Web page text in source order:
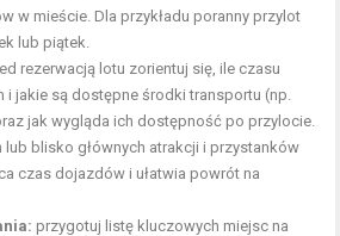
w mieście. Dla przykładu poranny przylot
lub piątek.
rezerwacją lotu zorientuj się, ile czasu
jakie są dostępne środki transportu (np.
jak wygląda ich dostępność po przylocie.
lub blisko głównych atrakcji i przystanków
czas dojazdów i ułatwia powrót na
przygotuj listę kluczowych miejsc na